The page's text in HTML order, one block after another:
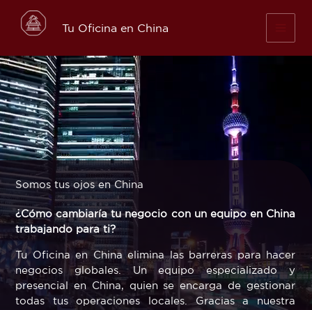
content
Tu Oficina en China
Somos tus ojos en China
¿Cómo cambiaría tu negocio con un equipo en China
trabajando para ti?
Tu Oficina en China elimina las barreras para hacer
negocios globales. Un equipo especializado y
presencial en China, quien se encarga de gestionar
todas tus operaciones locales. Gracias a nuestra